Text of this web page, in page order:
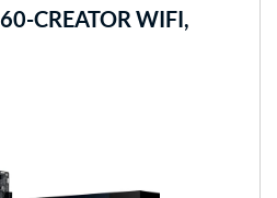
CREATOR WIFI,